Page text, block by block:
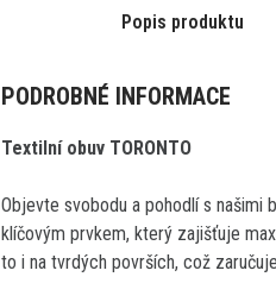
Popis produktu
PODROBNÉ INFORMACE
Textilní obuv TORONTO
Objevte svobodu a pohodlí s našimi
klíčovým prvkem, který zajišťuje
to i na tvrdých površích, což